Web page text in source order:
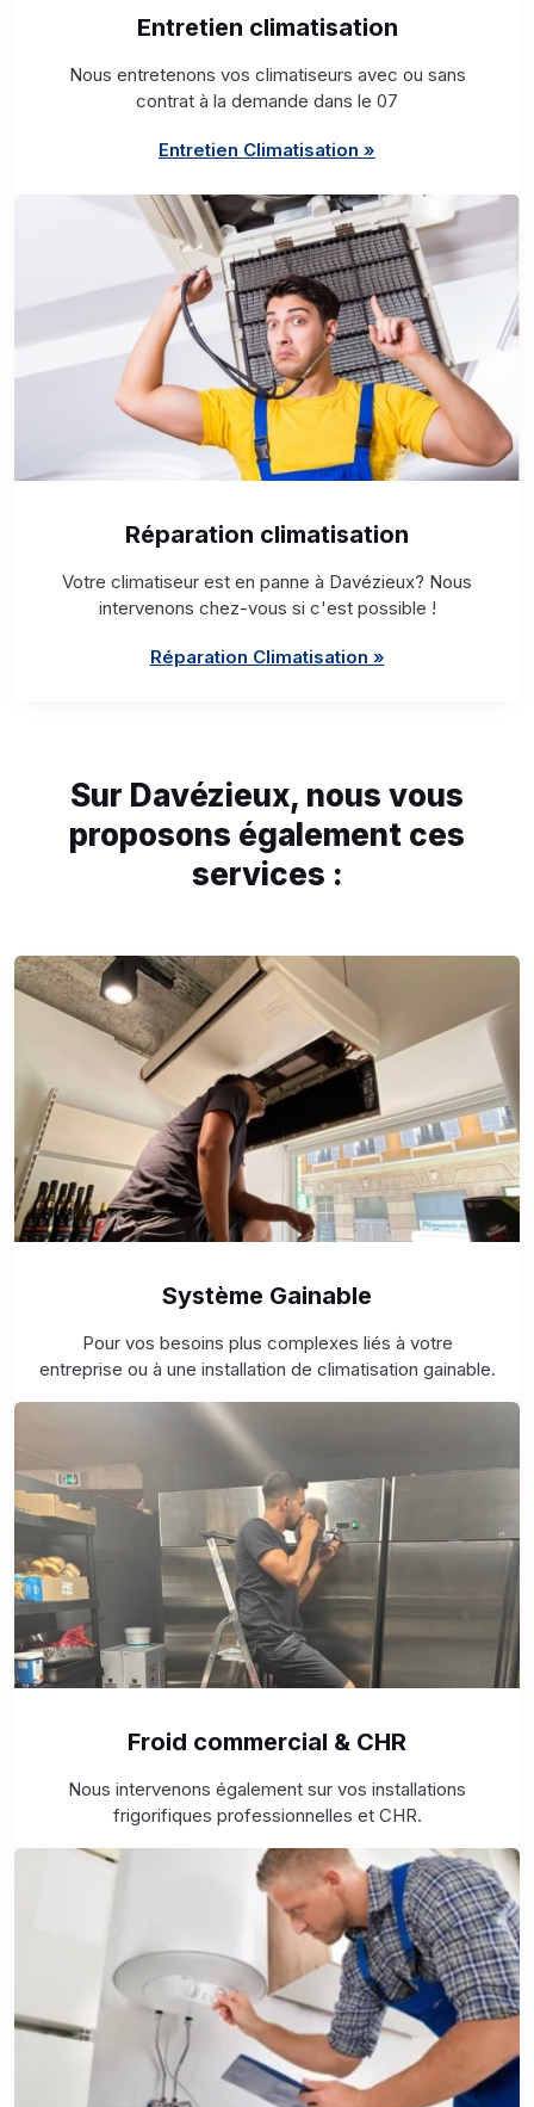
Entretien climatisation
Nous entretenons vos climatiseurs avec ou sans
contrat à la demande dans le 07
Entretien Climatisation »
Réparation climatisation
Votre climatiseur est en panne à Davézieux? Nous
intervenons chez-vous si c'est possible !
Réparation Climatisation »
Sur Davézieux, nous vous
proposons également ces
services :
Système Gainable
Pour vos besoins plus complexes liés à votre
entreprise ou à une installation de climatisation gainable.
Froid commercial & CHR
Nous intervenons également sur vos installations
frigorifiques professionnelles et CHR.